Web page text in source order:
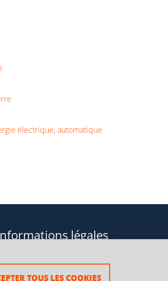
TOUS LES COOKIES
électrique, automatique
légales
du site